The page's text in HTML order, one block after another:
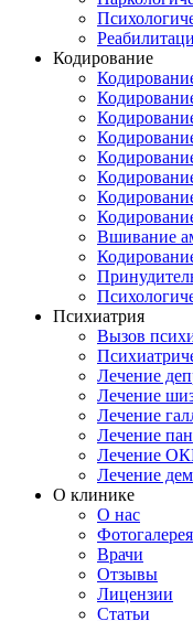
Кодирование
Вшивание
Психиатрия
Вызов
Лечение
Лечение
Лечение
Лечение
Лечение
Лечение
О клинике
О нас
Фотогалерея
Врачи
Отзывы
Лицензии
Статьи